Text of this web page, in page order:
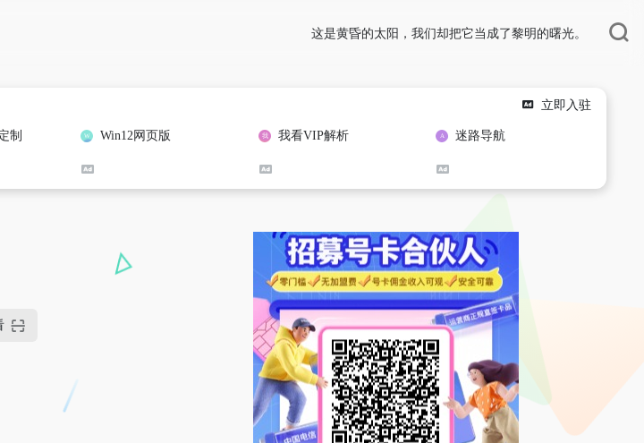
这是黄昏的太阳，我们却把它当成了黎明的曙光。
立即入驻
制 Win12网页版 我看VIP解析 迷路导航